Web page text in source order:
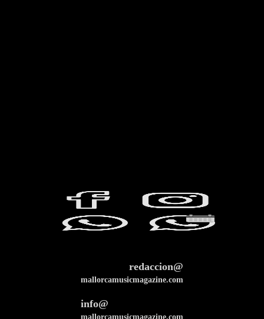
redaccion@
mallorcamusicmagazine.com
info@
mallorcamusicmagazine.com